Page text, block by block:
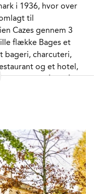
i 1936, hvor over
til
Cazes gennem 3
flække Bages et
bageri, charcuteri,
og et hotel,
Og nå ja, så er
Le Grand Vin fra
af vinelskere
den 14.
og hans omkring
5 dage at plukke
med Cabernet